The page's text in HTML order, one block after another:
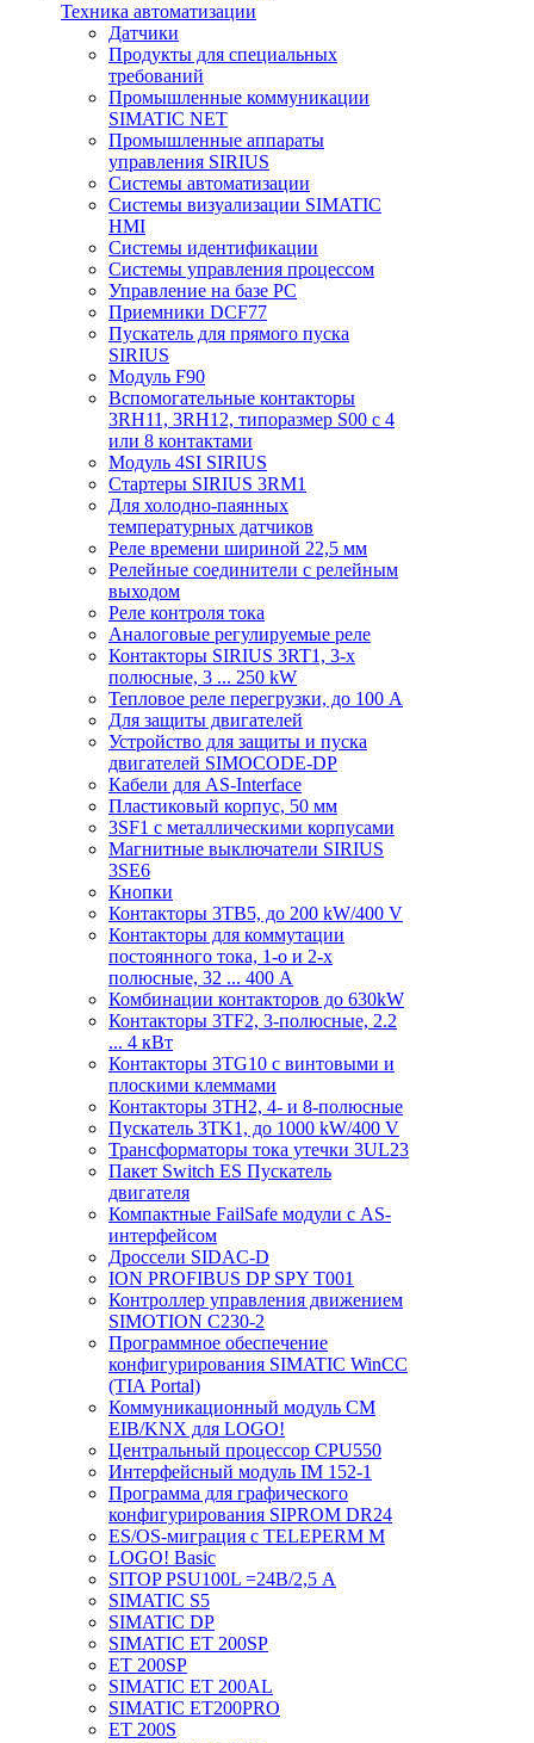
Техника автоматизации
Датчики
Продукты для специальных
требований
Промышленные коммуникации
SIMATIC NET
Промышленные аппараты
управления SIRIUS
Системы автоматизации
Системы визуализации SIMATIC
HMI
Системы идентификации
Системы управления процессом
Управление на базе РС
Приемники DCF77
Пускатель для прямого пуска
SIRIUS
Модуль F90
Вспомогательные контакторы
3RH11, 3RH12, типоразмер S00 с 4
или 8 контактами
Модуль 4SI SIRIUS
Стартеры SIRIUS 3RM1
Для холодно-паянных
температурных датчиков
Реле времени шириной 22,5 мм
Релейные соединители с релейным
выходом
Реле контроля тока
Аналоговые регулируемые реле
Контакторы SIRIUS 3RT1, 3-х
полюсные, 3 ... 250 kW
Тепловое реле перегрузки, до 100 A
Для защиты двигателей
Устройство для защиты и пуска
двигателей SIMOCODE-DP
Кабели для AS-Interface
Пластиковый корпус, 50 мм
3SF1 с металлическими корпусами
Магнитные выключатели SIRIUS
3SE6
Кнопки
Контакторы 3TB5, до 200 kW/400 V
Контакторы для коммутации
постоянного тока, 1-о и 2-х
полюсные, 32 ... 400 A
Комбинации контакторов до 630kW
Контакторы 3TF2, 3-полюсные, 2.2
... 4 кВт
Контакторы 3TG10 c винтовыми и
плоскими клеммами
Контакторы 3TH2, 4- и 8-полюсные
Пускатель 3TK1, до 1000 kW/400 V
Трансформаторы тока утечки 3UL23
Пакет Switch ES Пускатель
двигателя
Компактные FailSafe модули с AS-
интерфейсом
Дроссели SIDAC-D
ION PROFIBUS DP SPY T001
Контроллер управления движением
SIMOTION C230-2
Программное обеспечение
конфигурирования SIMATIC WinCC
(TIA Portal)
Коммуникационный модуль CM
EIB/KNX для LOGO!
Центральный процессор CPU550
Интерфейсный модуль IM 152-1
Программа для графического
конфигурирования SIPROM DR24
ES/OS-миграция с TELEPERM M
LOGO! Basic
SITOP PSU100L =24В/2,5 A
SIMATIC S5
SIMATIC DP
SIMATIC ET 200SP
ET 200SP
SIMATIC ET 200AL
SIMATIC ET200PRO
ET 200S